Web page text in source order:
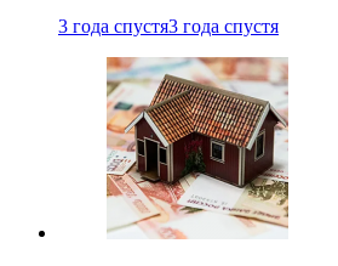
3 года спустя3 года спустя